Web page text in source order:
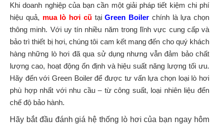
Khi doanh nghiệp của bạn cần một giải pháp tiết kiệm chi phí
hiệu quả, mua lò hơi cũtạiGreen Boiler chính là lựa chọn
thông minh. Với uy tín nhiều năm trong lĩnh vực cung cấp và
bảo trì thiết bị hơi, chúng tôi cam kết mang đến cho quý khách
hàng những lò hơi đã qua sử dụng nhưng vẫn đảm bảo chất
lượng cao, hoạt động ổn định và hiệu suất năng lượng tối ưu.
Hãy đến với Green Boiler để được tư vấn lựa chọn loại lò hơi
phù hợp nhất với nhu cầu – từ công suất, loại nhiên liệu đến
chế độ bảo hành.
Hãy bắt đầu đánh giá hệ thống lò hơi của bạn ngay hôm